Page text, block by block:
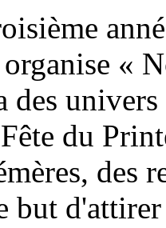
«
des
du
des
but